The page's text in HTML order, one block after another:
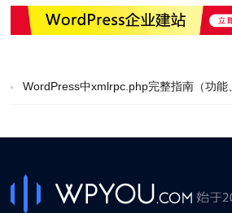
WordPress中xmlrpc.php完整指南（功能